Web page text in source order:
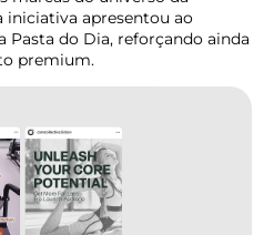
iniciativa apresentou ao
Pasta do Dia, reforçando ainda
premium.